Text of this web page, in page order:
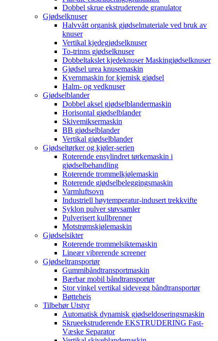
Dobbel skrue ekstruderende granulator
Gjødselknuser
Halvvått organisk gjødselmateriale ved bruk av
knuser
Vertikal kjedegjødselknuser
To-trinns gjødselknuser
Dobbeltakslet kjedeknuser Maskingjødselknuser
Gjødsel urea knusemaskin
Kvernmaskin for kjemisk gjødsel
Halm- og vedknuser
Gjødselblander
Dobbel aksel gjødselblandermaskin
Horisontal gjødselblander
Skivemiksermaskin
BB gjødselblander
Vertikal gjødselblander
Gjødseltørker og kjøler-serien
Roterende ensylindret tørkemaskin i
gjødselbehandling
Roterende trommelkjølemaskin
Roterende gjødselbeleggingsmaskin
Varmluftsovn
Industriell høytemperatur-indusert trekkvifte
Syklon pulver støvsamler
Pulverisert kullbrenner
Motstrømskjølemaskin
Gjødselsikter
Roterende trommelsiktemaskin
Lineær vibrerende screener
Gjødseltransportør
Gummibåndtransportmaskin
Bærbar mobil båndtransportør
Stor vinkel vertikal sidevegg båndtransportør
Bøtteheis
Tilbehør Utstyr
Automatisk dynamisk gjødseldoseringsmaskin
Skrueekstruderende EKSTRUDERING Fast-
Væske Separator